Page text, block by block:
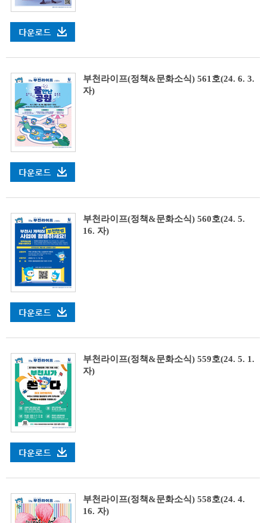
부천라이프(정책&문화소식) 561호(24. 6. 3.
자)
부천라이프(정책&문화소식) 560호(24. 5.
16. 자)
부천라이프(정책&문화소식) 559호(24. 5. 1.
자)
부천라이프(정책&문화소식) 558호(24. 4.
16. 자)